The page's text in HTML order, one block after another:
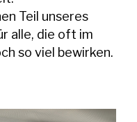
Teil unseres
alle, die oft im
so viel bewirken.